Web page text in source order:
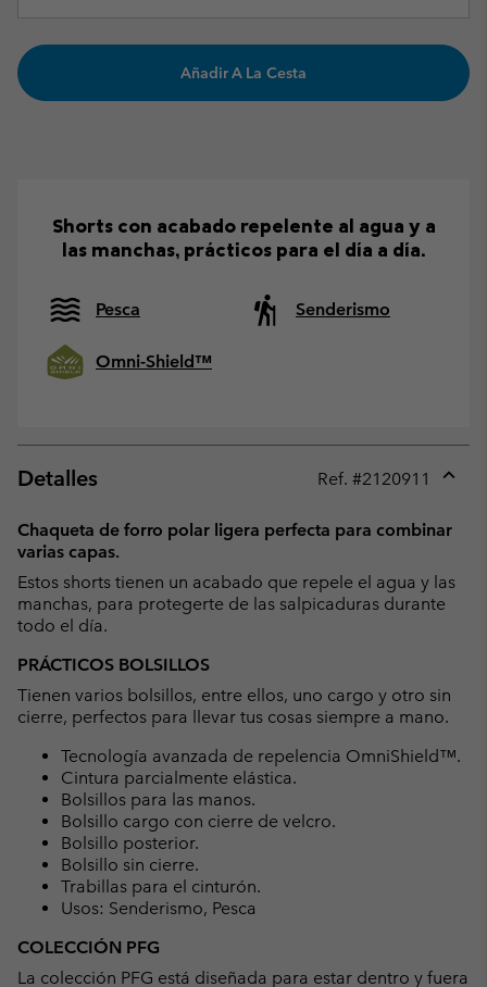
Añadir A La Cesta
Shorts con acabado repelente al agua y a
las manchas, prácticos para el día a día.
Pesca Senderismo
Omni-Shield™
Detalles Ref. #2120911
Chaqueta de forro polar ligera perfecta para combinar
varias capas.
Estos shorts tienen un acabado que repele el agua y las
manchas, para protegerte de las salpicaduras durante
todo el día.
PRÁCTICOS BOLSILLOS
Tienen varios bolsillos, entre ellos, uno cargo y otro sin
cierre, perfectos para llevar tus cosas siempre a mano.
Tecnología avanzada de repelencia OmniShield™.
Cintura parcialmente elástica.
Bolsillos para las manos.
Bolsillo cargo con cierre de velcro.
Bolsillo posterior.
Bolsillo sin cierre.
Trabillas para el cinturón.
Usos: Senderismo, Pesca
COLECCIÓN PFG
La colección PFG está diseñada para estar dentro y fuera